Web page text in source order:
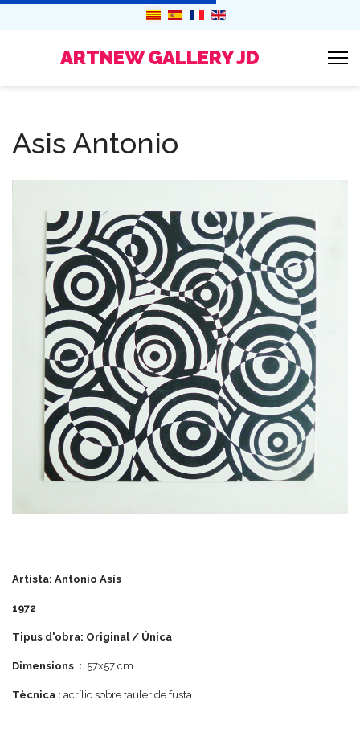
ARTNEW GALLERY JD
Asis Antonio
Artista: Antonio Asís
1972
Tipus d'obra: Original / Única
Dimensions : 57x57 cm
Tècnica : acrílic sobre tauler de fusta